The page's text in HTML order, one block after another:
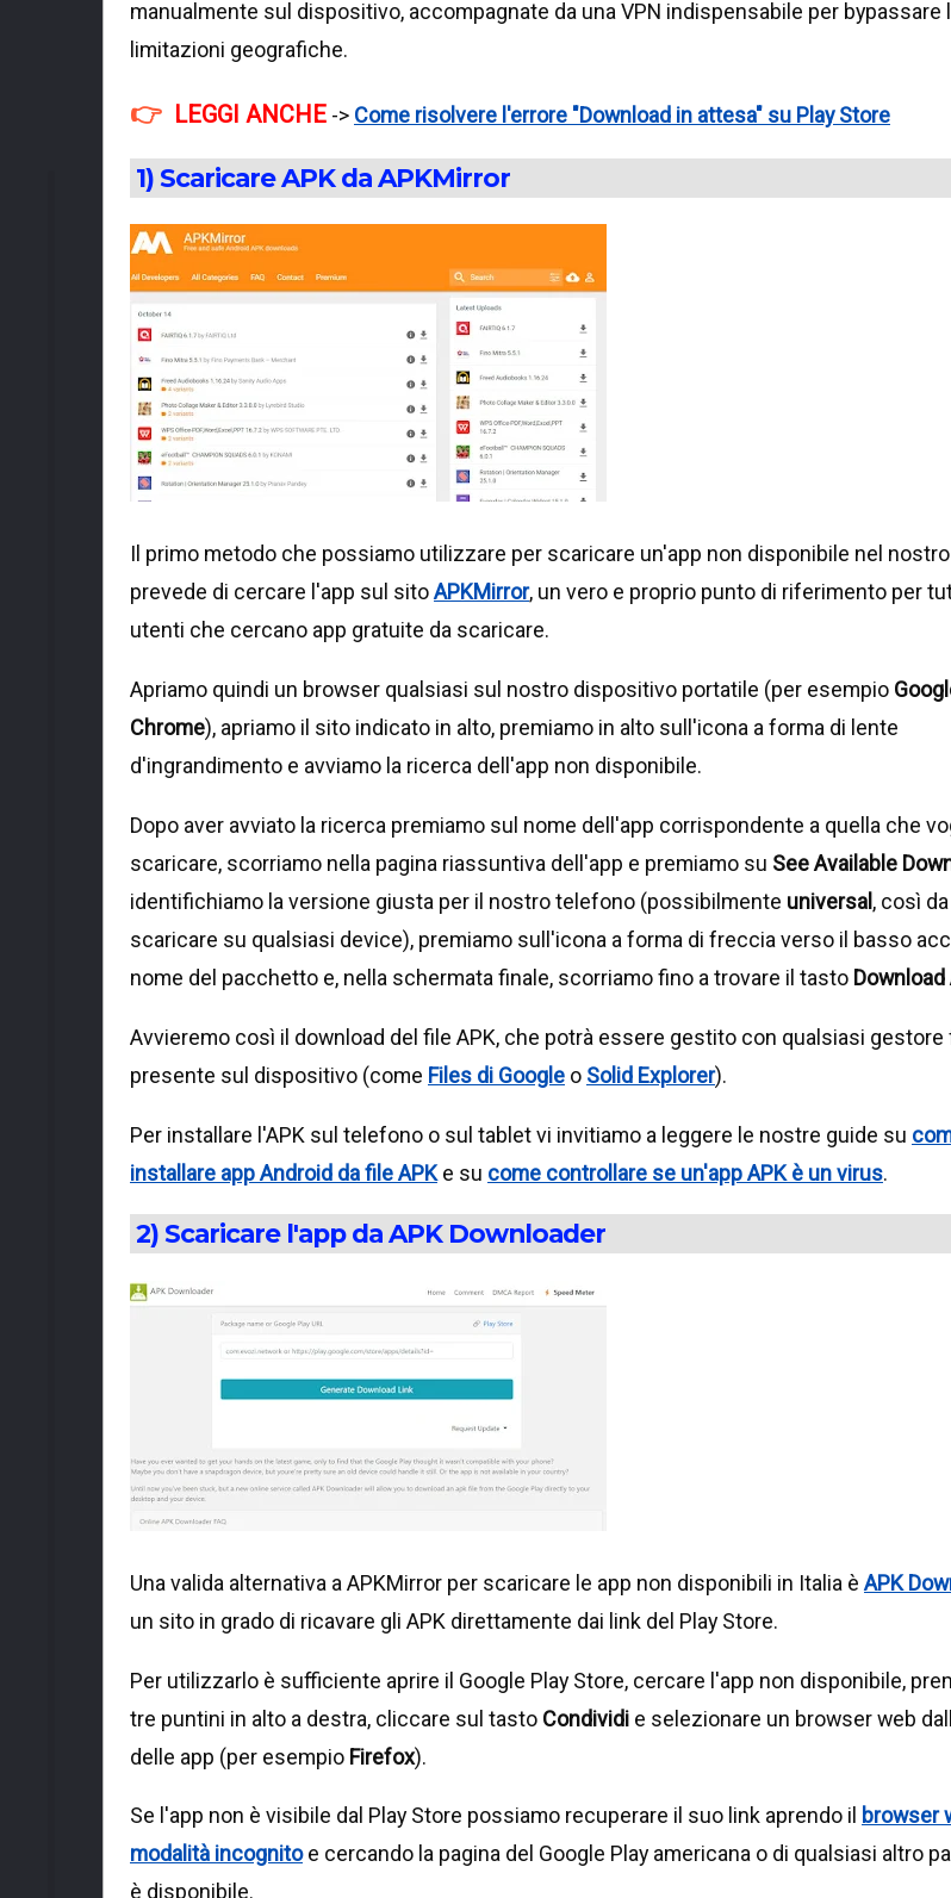
manualmente sul dispositivo, accompagnate da una VPN indispensabile per bypassare
limitazioni geografiche.
LEGGI ANCHE -> Come risolvere l'errore "Download in attesa" su Play Store
1) Scaricare APK da APKMirror
Il primo metodo che possiamo utilizzare per scaricare un'app non disponibile nel
prevede di cercare l'app sul sitoAPKMirror, un vero e proprio punto di riferimento per
utenti che cercano app gratuite da scaricare.
Apriamo quindi un browser qualsiasi sul nostro dispositivo portatile (per esempio
Chrome), apriamo il sito indicato in alto, premiamo in alto sull'icona a forma di lente
d'ingrandimento e avviamo la ricerca dell'app non disponibile.
Dopo aver avviato la ricerca premiamo sul nome dell'app corrispondente a quella che
scaricare, scorriamo nella pagina riassuntiva dell'app e premiamo su See Available
identifichiamo la versione giusta per il nostro telefono (possibilmente universal , così
scaricare su qualsiasi device), premiamo sull'icona a forma di freccia verso il basso
nome del pacchetto e, nella schermata finale, scorriamo fino a trovare il tasto Download
Avvieremo così il download del file APK, che potrà essere gestito con qualsiasi gestore
presente sul dispositivo (come Files di Google o Solid Explorer).
Per installare l'APK sul telefono o sul tablet vi invitiamo a leggere le nostre guide su
installare app Android da file APKe su come controllare se un'app APK è un virus.
2) Scaricare l'app da APK Downloader
Una valida alternativa a APKMirror per scaricare le app non disponibili in Italia è APK
un sito in grado di ricavare gli APK direttamente dai link del Play Store.
Per utilizzarlo è sufficiente aprire il Google Play Store, cercare l'app non disponibile,
tre puntini in alto a destra, cliccare sul tasto Condividi e selezionare un browser web
delle app (per esempio Firefox).
Se l'app non è visibile dal Play Store possiamo recuperare il suo link aprendo il browser
modalità incognitoe cercando la pagina del Google Play americana o di qualsiasi altro
è disponibile.